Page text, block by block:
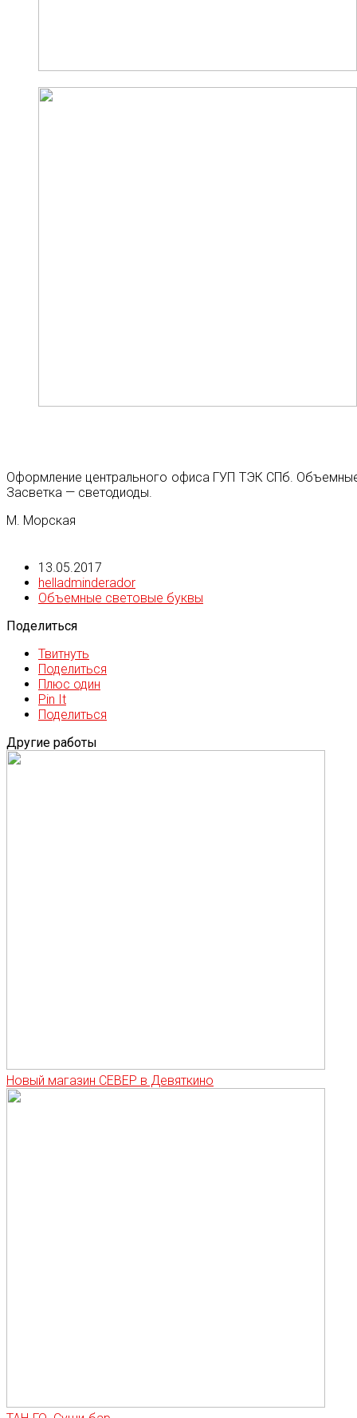
Оформление центрального офиса ГУП ТЭК СПб.
Засветка — светодиоды.
М. Морская
13.05.2017
helladminderador
Объемные световые буквы
Поделиться
Твитнуть
Поделиться
Плюс один
Pin It
Поделиться
Другие работы
Новый магазин СЕВЕР в Девяткино